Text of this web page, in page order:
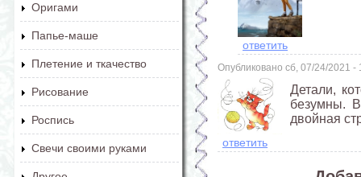
Оригами
Папье-маше
Плетение и ткачество
Рисование
Роспись
Свечи своими руками
ответить
Опубликовано сб, 07/24/2021
Детали,
безумны.
двойная
ответить